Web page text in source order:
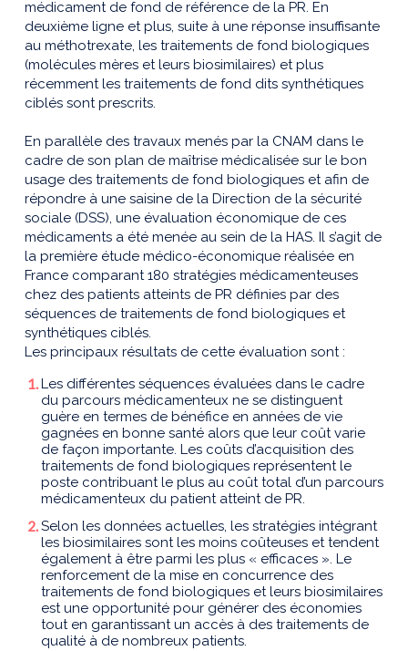
médicament de fond de référence de la PR. En
deuxième ligne et plus, suite à une réponse insuffisante
au méthotrexate, les traitements de fond biologiques
(molécules mères et leurs biosimilaires) et plus
récemment les traitements de fond dits synthétiques
ciblés sont prescrits.
En parallèle des travaux menés par la CNAM dans le
cadre de son plan de maîtrise médicalisée sur le bon
usage des traitements de fond biologiques et afin de
répondre à une saisine de la Direction de la sécurité
sociale (DSS), une évaluation économique de ces
médicaments a été menée au sein de la HAS. Il s’agit de
la première étude médico-économique réalisée en
France comparant 180 stratégies médicamenteuses
chez des patients atteints de PR définies par des
séquences de traitements de fond biologiques et
synthétiques ciblés.
Les principaux résultats de cette évaluation sont :
Les différentes séquences évaluées dans le cadre
du parcours médicamenteux ne se distinguent
guère en termes de bénéfice en années de vie
gagnées en bonne santé alors que leur coût varie
de façon importante. Les coûts d’acquisition des
traitements de fond biologiques représentent le
poste contribuant le plus au coût total d’un parcours
médicamenteux du patient atteint de PR.
Selon les données actuelles, les stratégies intégrant
les biosimilaires sont les moins coûteuses et tendent
également à être parmi les plus « efficaces ». Le
renforcement de la mise en concurrence des
traitements de fond biologiques et leurs biosimilaires
est une opportunité pour générer des économies
tout en garantissant un accès à des traitements de
qualité à de nombreux patients.